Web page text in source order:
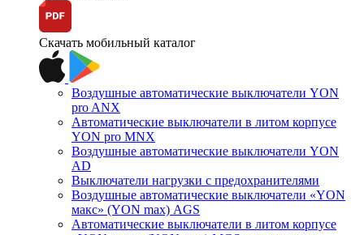
Скачать мобильный каталог
Воздушные автоматические выключатели YON
pro ANX
Автоматические выключатели в литом корпусе
YON pro MNX
Воздушные автоматические выключатели YON
AD
Выключатели нагрузки с предохранителями
Воздушные автоматические выключатели «YON
макс» (YON max) AGS
Автоматические выключатели в литом корпусе